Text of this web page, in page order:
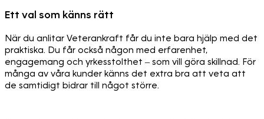
Ett val som känns rätt
När du anlitar Veterankraft får du inte bara hjälp med det
praktiska. Du får också någon med erfarenhet,
engagemang och yrkesstolthet – som vill göra skillnad. För
många av våra kunder känns det extra bra att veta att
de samtidigt bidrar till något större.